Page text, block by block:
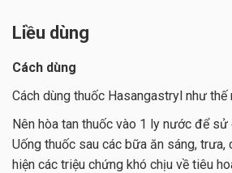
Liều dùng
Cách dùng
Cách dùng thuốc Hasangastryl như thế
Nên hòa tan thuốc vào 1 ly nước để
Uống thuốc sau các bữa ăn sáng, trưa,
hiện các triệu chứng khó chịu về tiêu